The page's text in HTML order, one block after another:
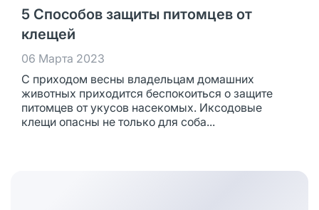
5 Способов защиты питомцев от
клещей
06 Марта 2023
С приходом весны владельцам домашних
животных приходится беспокоиться о защите
питомцев от укусов насекомых. Иксодовые
клещи опасны не только для соба...